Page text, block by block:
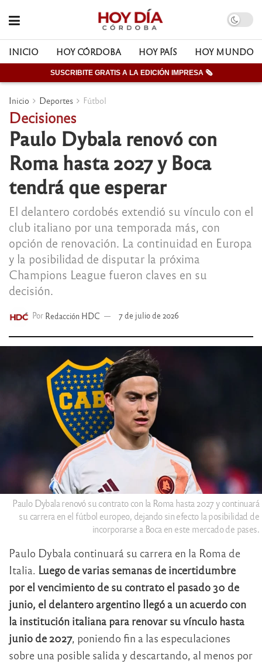
INICIO HOY CÓRDOBA HOY PAÍS HOY MUNDO
SUSCRIBITE GRATIS A LA EDICIÓN IMPRESA 🗞
Inicio Deportes Fútbol
Decisiones
Paulo Dybala renovó con
Roma hasta 2027 y Boca
tendrá que esperar
El delantero cordobés extendió su vínculo con el
club italiano por una temporada más, con
opción de renovación. La continuidad en Europa
y la posibilidad de disputar la próxima
Champions League fueron claves en su
decisión.
Por Redacción HDC 7 de julio de 2026
Paulo Dybala renovó su contrato con la Roma hasta 2027 y continuará
su carrera en el fútbol europeo, dejando sin efecto la posibilidad de
incorporarse a Boca en este mercado de pases.
Paulo Dybala continuará su carrera en la Roma de
Italia. Luego de varias semanas de incertidumbre
por el vencimiento de su contrato el pasado 30 de
junio, el delantero argentino llegó a un acuerdo con
la institución italiana para renovar su vínculo hasta
junio de 2027, poniendo fin a las especulaciones
sobre una posible salida y descartando, al menos por